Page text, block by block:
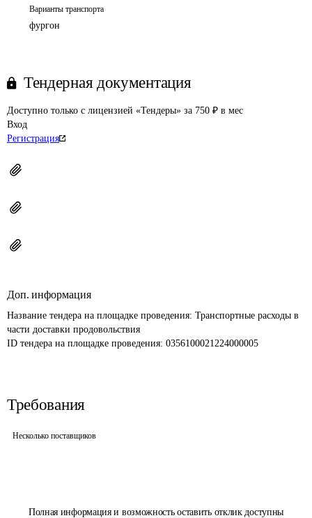
Полная информация и возможность оставить отклик доступны
Варианты транспорта
фургон
Тендерная документация
Доступно только с лицензией «Тендеры» за 750 ₽ в мес
Вход
Регистрация
Доп. информация
Название тендера на площадке проведения: Транспортные расходы в
части доставки продовольствия
ID тендера на площадке проведения: 0356100021224000005
Требования
Несколько поставщиков